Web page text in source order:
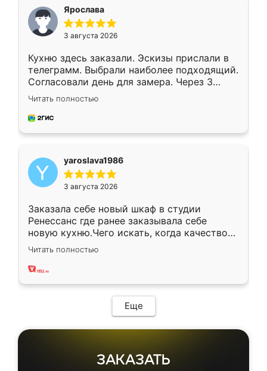
Ярослава
3 августа 2026
Кухню здесь заказали. Эскизы прислали в
телеграмм. Выбрали наиболее подходящий.
Согласовали день для замера. Через 3
недели кухня была уже готова. Остались
довольны работой. Спасибо Ренессанс
мебель за качественную работу!
Читать полностью
yaroslava1986
3 августа 2026
Заказала себе новый шкаф в студии
Ренессанс где ранее заказывала себе
новую кухню.Чего искать, когда качеством
вполне довольна. Служит кухня уже почти
два года, нареканий нет.
Читать полностью
Еще
ЗАКАЗАТЬ